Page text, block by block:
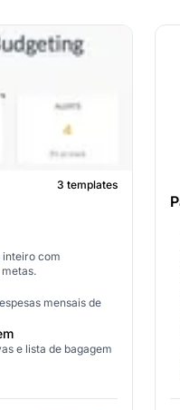
3 templates
inteiro com
mensais de
e lista de bagagem